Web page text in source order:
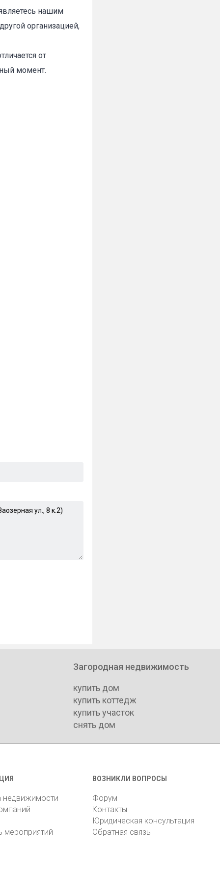
нашим
организацией,
от
момент.
Загородная недвижимость
купить дом
купить коттедж
купить участок
снять дом
недвижимости
мероприятий
ВОЗНИКЛИ ВОПРОСЫ
Форум
Контакты
Юридическая консультация
Обратная связь